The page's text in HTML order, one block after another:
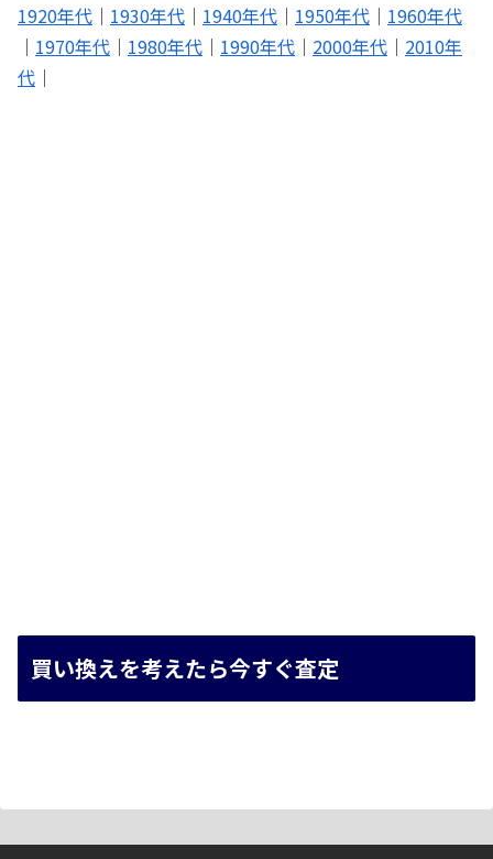
1920年代 ｜ 1930年代 ｜ 1940年代 ｜ 1950年代 ｜ 1960年代
｜ 1970年代 ｜ 1980年代 ｜ 1990年代 ｜ 2000年代 ｜ 2010年
代 ｜
買い換えを考えたら今すぐ査定